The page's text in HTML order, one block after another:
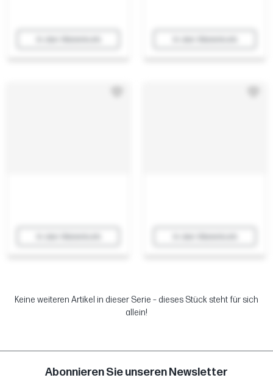
Keine weiteren Artikel in dieser Serie – dieses Stück steht für sich
allein!
Abonnieren Sie unseren Newsletter